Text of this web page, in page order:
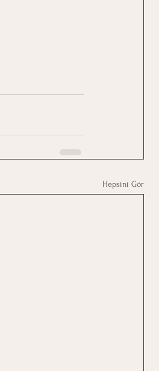
Hepsini Gör